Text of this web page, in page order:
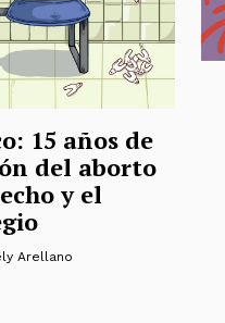
15 años de
del aborto
y el
Arellano